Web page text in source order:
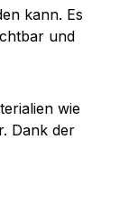
kann. Es
und
wie
Dank der